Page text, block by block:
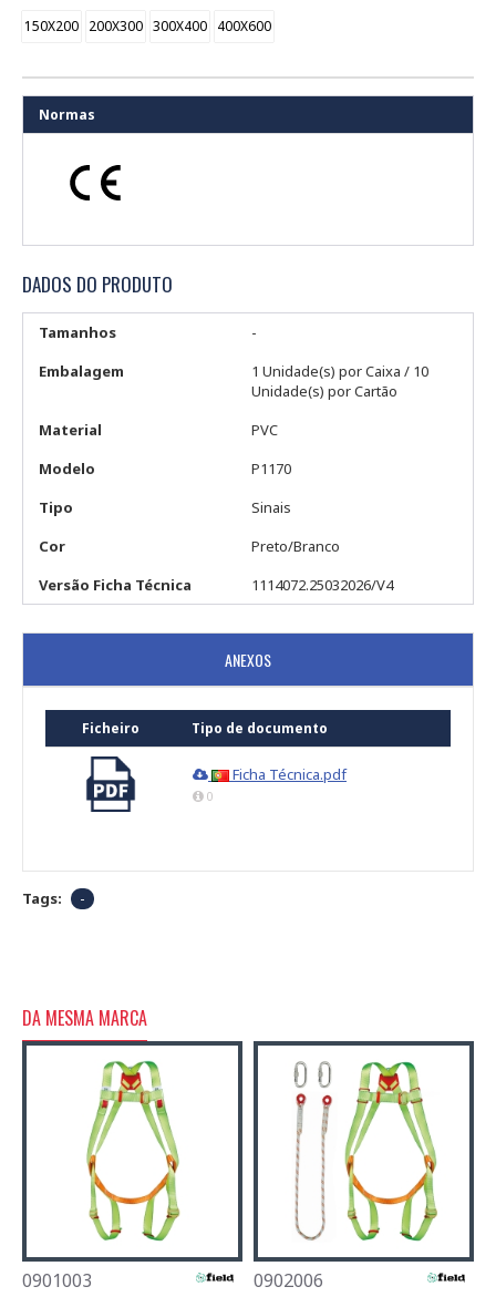
150X200 200X300 300X400 400X600
Normas
DADOS DO PRODUTO
Tamanhos
-
Embalagem
1 Unidade(s) por Caixa / 10
Unidade(s) por Cartão
Material
PVC
Modelo
P1170
Tipo
Sinais
Cor
Preto/Branco
Versão Ficha Técnica
1114072.25032026/V4
ANEXOS
Ficheiro Tipo de documento
Ficha Técnica.pdf
0
Tags: -
DA MESMA MARCA
0901003 0902006